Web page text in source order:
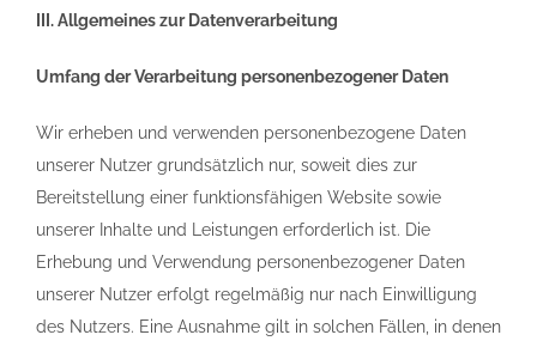
III. Allgemeines zur Datenverarbeitung
Umfang der Verarbeitung personenbezogener Daten
Wir erheben und verwenden personenbezogene Daten
unserer Nutzer grundsätzlich nur, soweit dies zur
Bereitstellung einer funktionsfähigen Website sowie
unserer Inhalte und Leistungen erforderlich ist. Die
Erhebung und Verwendung personenbezogener Daten
unserer Nutzer erfolgt regelmäßig nur nach Einwilligung
des Nutzers. Eine Ausnahme gilt in solchen Fällen, in denen